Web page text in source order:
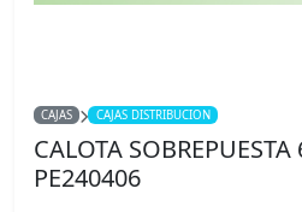
CAJAS CAJAS DISTRIBUCION
CALOTA
PE240406